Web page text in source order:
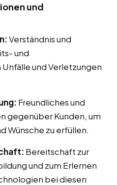
und
Verständnis und
und
und Verletzungen
Freundliches und
gegenüber Kunden, um
Wünsche zu erfüllen.
Bereitschaft zur
und zum Erlernen
bei diesen